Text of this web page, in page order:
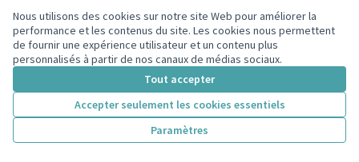
Nous utilisons des cookies sur notre site Web pour améliorer la
performance et les contenus du site. Les cookies nous permettent
de fournir une expérience utilisateur et un contenu plus
personnalisés à partir de nos canaux de médias sociaux.
Tout accepter
Accepter seulement les cookies essentiels
Paramètres